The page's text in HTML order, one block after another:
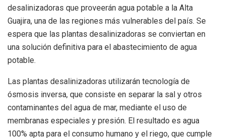
desalinizadoras que proveerán agua potable a la Alta
Guajira, una de las regiones más vulnerables del país. Se
espera que las plantas desalinizadoras se conviertan en
una solución definitiva para el abastecimiento de agua
potable.
Las plantas desalinizadoras utilizarán tecnología de
ósmosis inversa, que consiste en separar la sal y otros
contaminantes del agua de mar, mediante el uso de
membranas especiales y presión. El resultado es agua
100% apta para el consumo humano y el riego, que cumple